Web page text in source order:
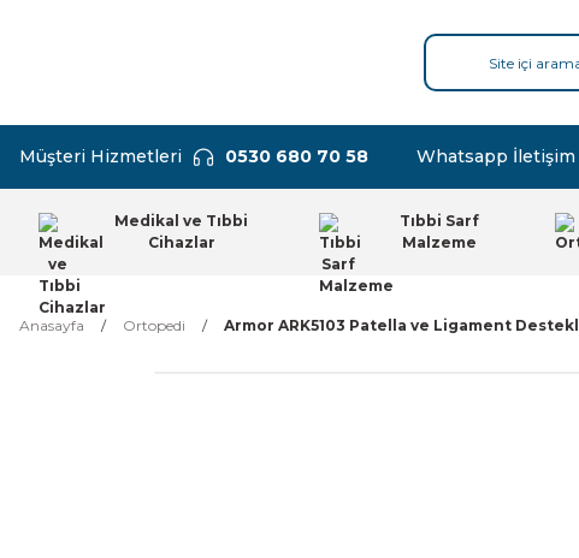
Müşteri Hizmetleri 0530 680 70 58 Whatsapp İletişim
Medikal ve Tıbbi
Cihazlar
Tıbbi Sarf
Malzeme
Anasayfa Ortopedi Armor ARK5103 Patella ve Ligament